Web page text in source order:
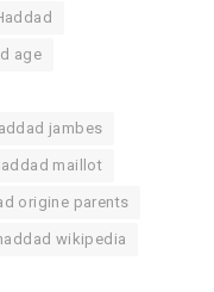
age
jambes
maillot
origine parents
wikipedia